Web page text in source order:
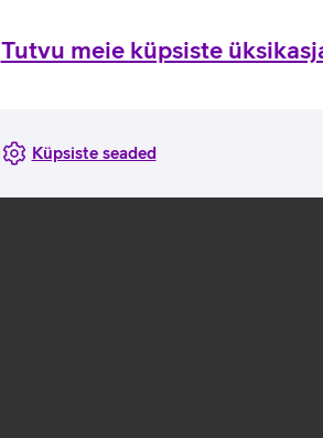
Tutvu meie küpsiste
Küpsiste seaded